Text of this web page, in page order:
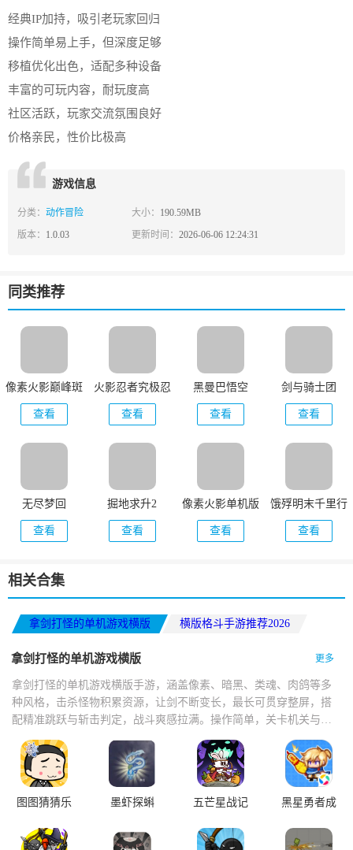
经典IP加持，吸引老玩家回归
操作简单易上手，但深度足够
移植优化出色，适配多种设备
丰富的可玩内容，耐玩度高
社区活跃，玩家交流氛围良好
价格亲民，性价比极高
游戏信息
分类： 动作冒险 大小： 190.59MB
版本： 1.0.03 更新时间：2026-06-06 12:24:31
同类推荐
像素火影巅峰斑
版本
查看
火影忍者究极忍
者风暴
查看
黑曼巴悟空
查看
剑与骑士团
查看
无尽梦回
查看
掘地求升2
查看
像素火影单机版
查看
饿殍明末千里行
查看
相关合集
拿剑打怪的单机游戏横版
横版格斗手游推荐2026
拿剑打怪的单机游戏横版 更多
拿剑打怪的单机游戏横版手游，涵盖像素、暗黑、类魂、肉鸽等多
种风格，击杀怪物积累资源，让剑不断变长，最长可贯穿整屏，搭
配精准跳跃与斩击判定，战斗爽感拉满。操作简单，关卡机关与怪
持多人联机。
图图猜猜乐 墨虾探蝌 五芒星战记
黑星勇者成